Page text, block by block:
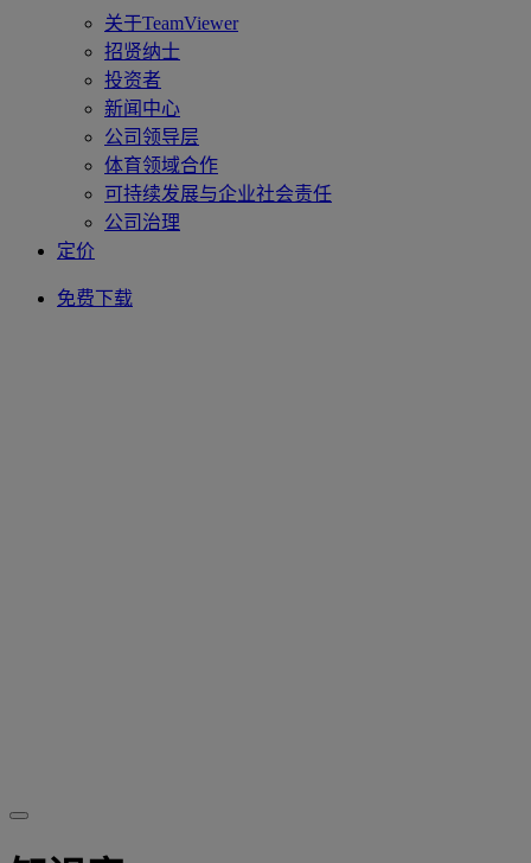
关于TeamViewer
招贤纳士
投资者
新闻中心
公司领导层
体育领域合作
可持续发展与企业社会责任
公司治理
定价
免费下载